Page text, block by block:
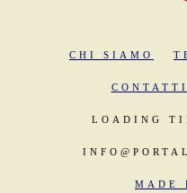
CHI SIAMO
CONTATTI
LOADING
MADE